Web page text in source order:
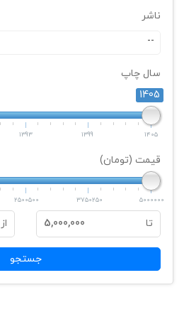
ناشر
--
سال چاپ
1405
1393 1399 1405
قیمت (تومان)
2500500 3750250 5000000
تا 5,000,000 از
جستجو